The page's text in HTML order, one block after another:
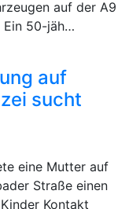
auf der A9
Ein 50-jäh…
auf
sucht
eine Mutter auf
Straße einen
Kontakt